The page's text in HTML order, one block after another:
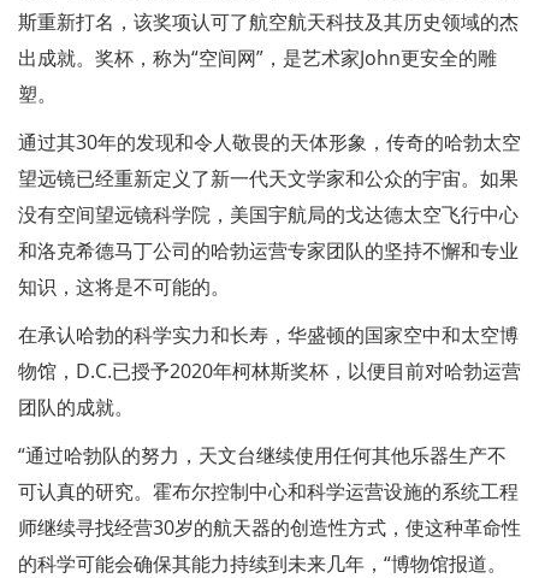
斯重新打名，该奖项认可了航空航天科技及其历史领域的杰
出成就。奖杯，称为“空间网”，是艺术家John更安全的雕
塑。
通过其30年的发现和令人敬畏的天体形象，传奇的哈勃太空
望远镜已经重新定义了新一代天文学家和公众的宇宙。如果
没有空间望远镜科学院，美国宇航局的戈达德太空飞行中心
和洛克希德马丁公司的哈勃运营专家团队的坚持不懈和专业
知识，这将是不可能的。
在承认哈勃的科学实力和长寿，华盛顿的国家空中和太空博
物馆，D.C.已授予2020年柯林斯奖杯，以便目前对哈勃运营
团队的成就。
“通过哈勃队的努力，天文台继续使用任何其他乐器生产不
可认真的研究。霍布尔控制中心和科学运营设施的系统工程
师继续寻找经营30岁的航天器的创造性方式，使这种革命性
的科学可能会确保其能力持续到未来几年，“博物馆报道。